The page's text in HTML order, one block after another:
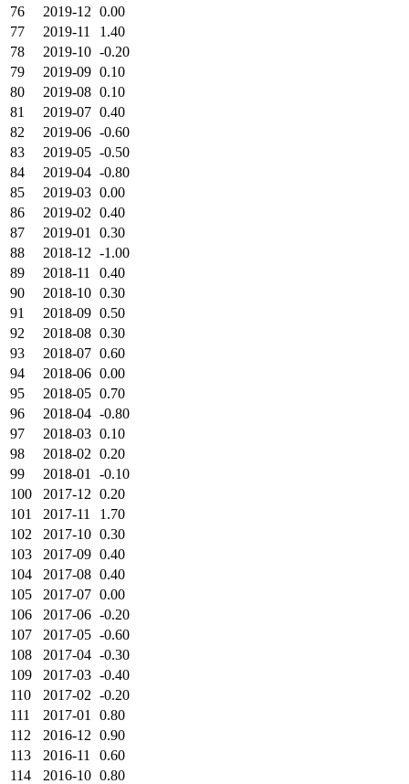
76 2019-12 0.00
77
2019-11
1.40
78
2019-10 -0.20
79
2019-09 0.10
80
2019-08 0.10
81
2019-07 0.40
82
2019-06 -0.60
83
2019-05 -0.50
84
2019-04 -0.80
85
2019-03 0.00
86
2019-02 0.40
87
2019-01
0.30
88
2018-12 -1.00
89
2018-11
0.40
90
2018-10 0.30
91
2018-09 0.50
92
2018-08 0.30
93
2018-07 0.60
94
2018-06 0.00
95
2018-05 0.70
96
2018-04 -0.80
97
2018-03 0.10
98
2018-02 0.20
99
2018-01
-0.10
100
2017-12 0.20
101
2017-11
1.70
102
2017-10 0.30
103
2017-09 0.40
104
2017-08 0.40
105
2017-07 0.00
106
2017-06 -0.20
107
2017-05 -0.60
108
2017-04 -0.30
109
2017-03 -0.40
110
2017-02 -0.20
111
2017-01
0.80
112
2016-12 0.90
113
2016-11
0.60
114
2016-10 0.80